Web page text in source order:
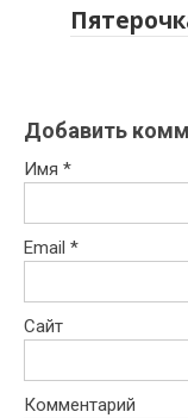
Добавить
Имя *
Email *
Сайт
Комментарий